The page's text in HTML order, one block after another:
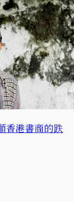
香港書商的跌